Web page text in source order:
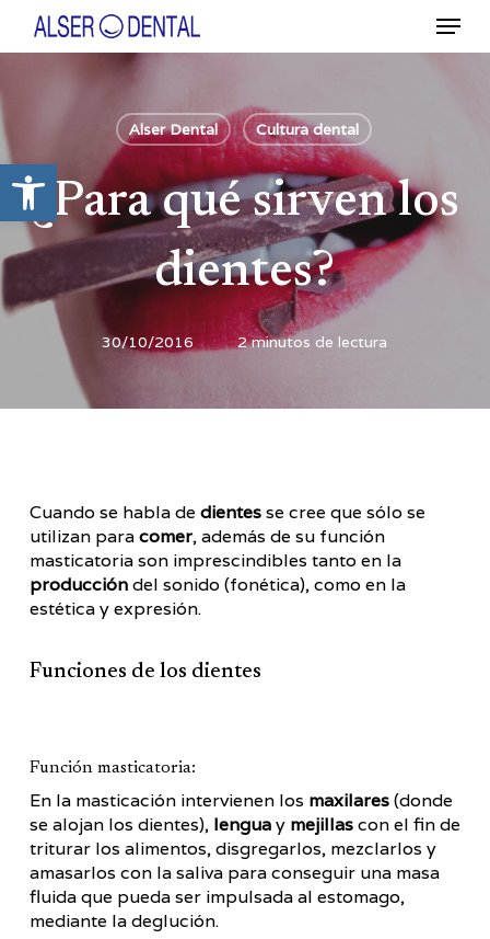
Abrir barra de herramientas
contenido
Menú
Alser Dental Cultura dental
¿Para qué sirven los
dientes?
30/10/2016 2 minutos de lectura
Cuando se habla de dientesse cree que sólo se
utilizan paracomer, además de su función
masticatoria son imprescindibles tanto en la
produccióndel sonido (fonética), como en la
estética y expresión.
Funciones de los dientes
Función masticatoria:
En la masticación intervienen los maxilares(donde
se alojan los dientes), lenguay mejillascon el fin de
triturar los alimentos, disgregarlos, mezclarlos y
amasarlos con la saliva para conseguir una masa
fluida que pueda ser impulsada al estomago,
mediante la deglución.